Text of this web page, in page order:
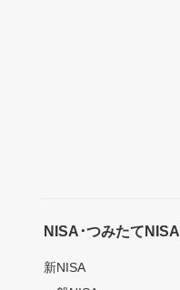
NISA･つみたてNISA
新NISA